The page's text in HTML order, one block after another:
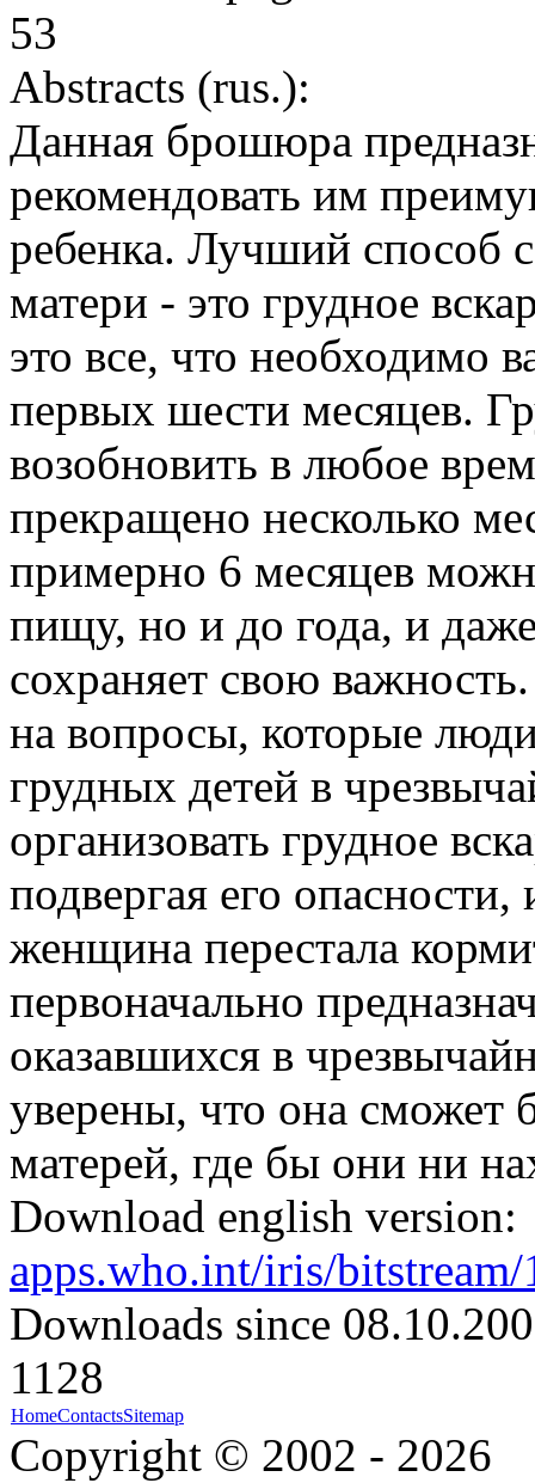
53
Abstracts (rus.):
Данная брошюра
рекомендовать им
ребенка. Лучший способ
матери - это грудное
это все, что необходимо
первых шести месяцев.
возобновить в любое
прекращено несколько
примерно 6 месяцев
пищу, но и до года, и
сохраняет свою
на вопросы, которые
грудных детей в
организовать грудное
подвергая его
женщина перестала
первоначально
оказавшихся в
уверены, что она сможет
матерей, где бы они ни
Download english version:
apps.who.int/iris/
Downloads since
1128
HomeContactsSitemap
Copyright © 2002 - 2026